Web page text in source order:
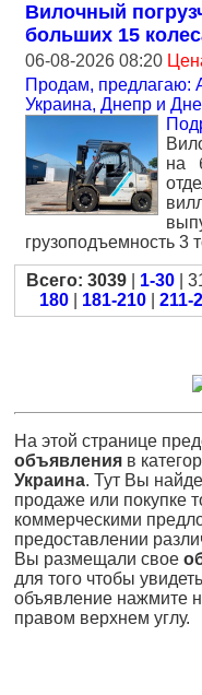
Вилочный
больших 15
06-08-2026 08:20
Продам, предлагаю:
Украина, Днепр и
на
грузоподъемность 3
Всего: 3039 1-30 |
180
181-210 211-
На этой странице
объявления в
Украина. Тут Вы
продаже или покупке
коммерческими
предоставлении
Вы размещали свое
для того чтобы
объявление нажмите
правом верхнем углу.